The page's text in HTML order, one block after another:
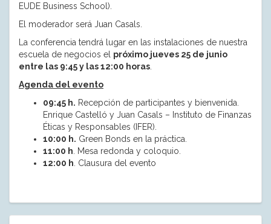
EUDE Business School).
El moderador será Juan Casals.
La conferencia tendrá lugar en las instalaciones de nuestra
escuela de negocios el próximo jueves 25 de junio
entre las 9:45 y las 12:00 horas
Agenda del evento
09:45 h. Recepción de participantes y bienvenida.
Enrique Castelló y Juan Casals – Instituto de Finanzas
Éticas y Responsables (IFER).
10:00 h. Green Bonds en la práctica.
11:00 h . Mesa redonda y coloquio.
12:00 h . Clausura del evento